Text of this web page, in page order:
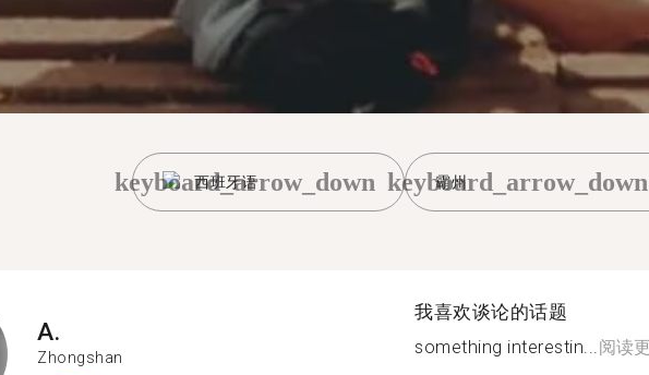
西班牙语
keyboard_arrow_down 霸州
keyboard_arrow_down
A.
Zhongshan
我喜欢谈论的话题
something interestin...阅读